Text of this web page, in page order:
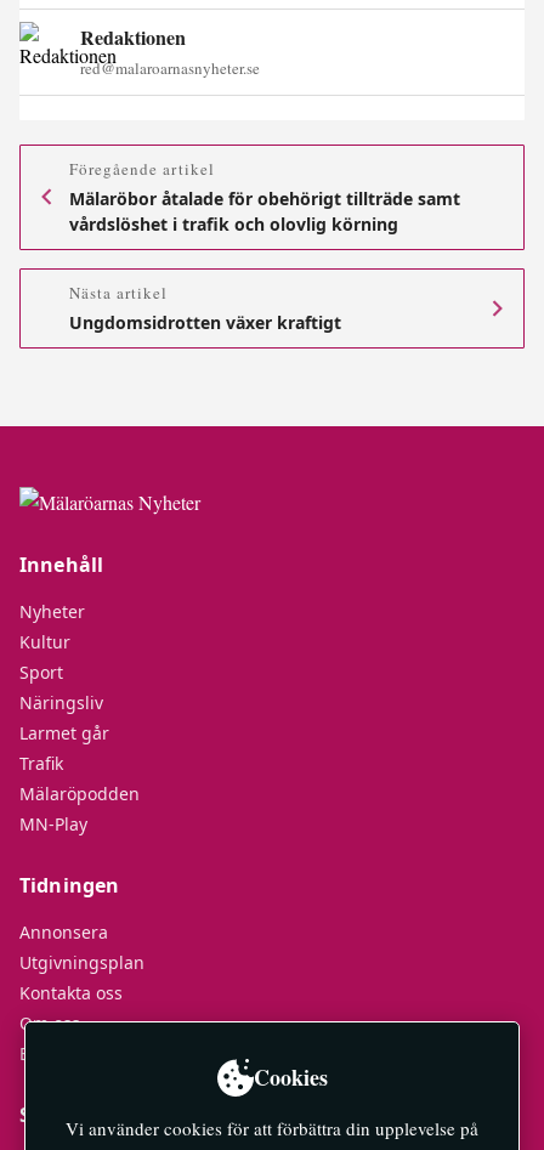
Redaktionen
red@malaroarnasnyheter.se
Föregående artikel
Mälaröbor åtalade för obehörigt tillträde samt
vårdslöshet i trafik och olovlig körning
Nästa artikel
Ungdomsidrotten växer kraftigt
Innehåll
Nyheter
Kultur
Sport
Näringsliv
Larmet går
Trafik
Mälaröpodden
MN-Play
Tidningen
Annonsera
Utgivningsplan
Kontakta oss
Om oss
E-tidningar
Socialt
Cookies
Vi använder cookies för att förbättra din upplevelse på